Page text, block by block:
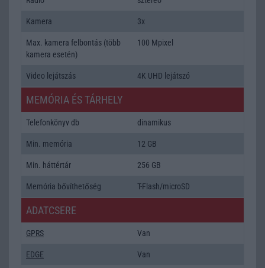
Kamera 3x
Max. kamera felbontás (több
kamera esetén)
100 Mpixel
Video lejátszás 4K UHD lejátszó
MEMÓRIA ÉS TÁRHELY
Telefonkönyv db dinamikus
Min. memória 12 GB
Min. háttértár 256 GB
Memória bővíthetőség T-Flash/microSD
ADATCSERE
GPRS Van
EDGE Van